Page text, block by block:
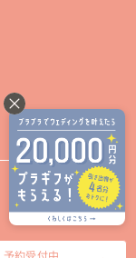
予約受付中